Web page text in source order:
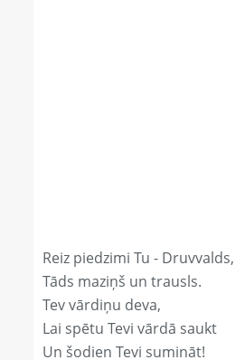
Reiz piedzimi Tu - Druvvalds,
Tāds maziņš un trausls.
Tev vārdiņu deva,
Lai spētu Tevi vārdā saukt
Un šodien Tevi sumināt!